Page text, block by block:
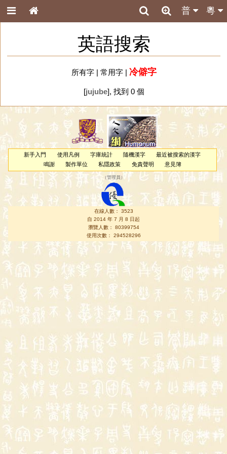
粵
普
英語搜索
所有字| 常用字| 冷僻字
[jujube], 找到 0 個
新手入門 使用凡例 字庫統計 隨機漢字
最近被搜索的漢字
鳴謝
製作單位 私隱政策 免責聲明 意見簿
（管理員 ）
在線人數： 3523
自 2014 年 7 月 8 日起
瀏覽人數： 80399754
使用次數： 294528296